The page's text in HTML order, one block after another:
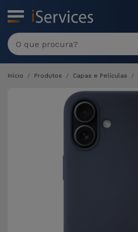
MENU
Início Produtos Capas e Películas